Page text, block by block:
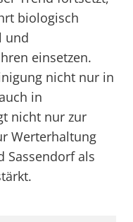
biologisch
und
einsetzen.
nicht nur in
in
nicht nur zur
Werterhaltung
Sassendorf als